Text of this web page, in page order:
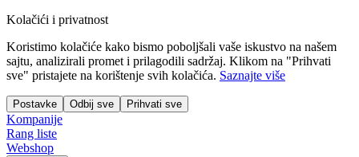
Kolačići i privatnost
Koristimo kolačiće kako bismo poboljšali vaše iskustvo na našem
sajtu, analizirali promet i prilagodili sadržaj. Klikom na "Prihvati
sve" pristajete na korištenje svih kolačića. Saznajte više
Postavke Odbij sve Prihvati sve
Kompanije
Rang liste
Webshop